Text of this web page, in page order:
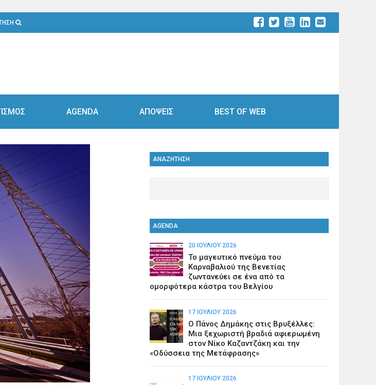
AGENDA ΑΠΟΨΕΙΣ BEST OF WEB
ΑΝΑΖΗΤΗΣΗ
AGENDA
20 ΙΟΥΛΊΟΥ 2026
Το μαγευτικό πνεύμα του
Καρναβαλιού της Βενετίας
ζωντανεύει σε ένα από τα
ομορφότερα κάστρα του Βελγίου
17 ΙΟΥΛΊΟΥ 2026
Ο Πάνος Δημάκης στις Βρυξέλλες:
Μια ξεχωριστή βραδιά αφιερωμένη
στον Νίκο Καζαντζάκη και την
«Οδύσσεια της Μετάφρασης»
17 ΙΟΥΛΊΟΥ 2026